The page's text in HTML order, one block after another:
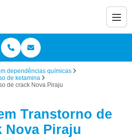
dependências químicas
de ketamina
de crack Nova Piraju
Transtorno de
Nova Piraju